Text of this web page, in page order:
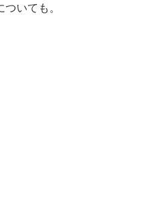
いても。